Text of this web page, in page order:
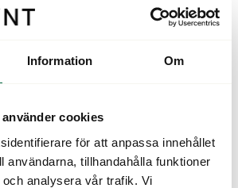
Information Om
cookies
för att anpassa innehållet
användarna, tillhandahålla funktioner
analysera vår trafik. Vi
kalevala